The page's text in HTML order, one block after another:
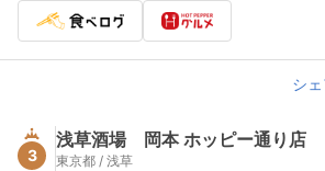
シ
3
浅草酒場 岡本 ホッピー通り店
東京都 / 浅草